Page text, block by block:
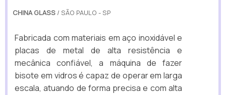
CHINA GLASS / SÃO PAULO - SP
Fabricada com materiais em aço inoxidável e
placas de metal de alta resistência e
mecânica confiável, a máquina de fazer
bisote em vidros é capaz de operar em larga
escala, atuando de forma precisa e com alta